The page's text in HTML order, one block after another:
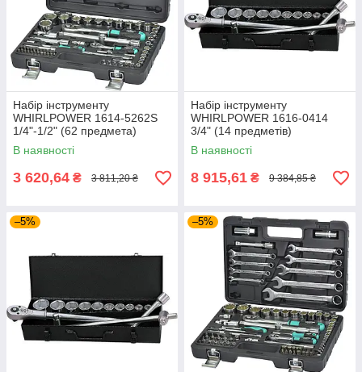
Набір інструменту
WHIRLPOWER 1614-5262S
1/4"-1/2" (62 предмета)
В наявності
3 620,64 ₴ 3 811,20 ₴
Набір інструменту
WHIRLPOWER 1616-0414
3/4" (14 предметів)
В наявності
8 915,61 ₴ 9 384,85 ₴
–5% –5%